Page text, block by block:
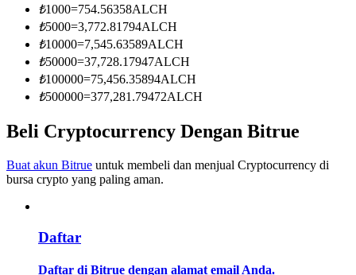
Analisis data besar termasuk info perdagangan, dll.
Memandu
₺1000=754.56358ALCH
₺5000=3,772.81794ALCH
₺10000=7,545.63589ALCH
₺50000=37,728.17947ALCH
₺100000=75,456.35894ALCH
₺500000=377,281.79472ALCH
Beli Cryptocurrency Dengan Bitrue
Buat akun Bitrue untuk membeli dan menjual Cryptocurrency di
bursa crypto yang paling aman.
Daftar
Daftar di Bitrue dengan alamat email Anda.